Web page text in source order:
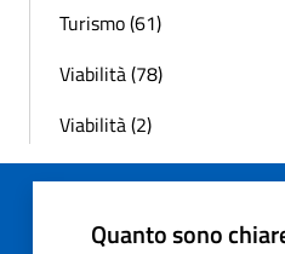
Turismo (61)
Viabilità (78)
Viabilità (2)
Quanto sono